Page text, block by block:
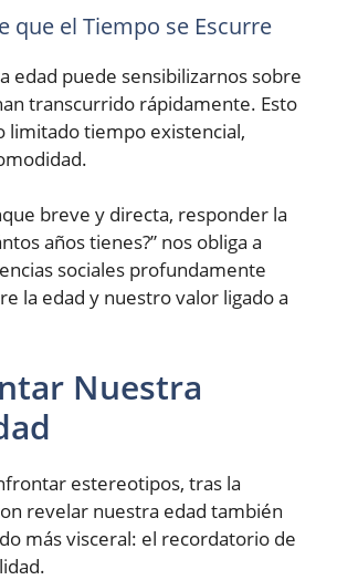
que el Tiempo se Escurre
edad puede sensibilizarnos sobre
transcurrido rápidamente. Esto
limitado tiempo existencial,
breve y directa, responder la
años tienes?” nos obliga a
sociales profundamente
la edad y nuestro valor ligado a
Nuestra
estereotipos, tras la
revelar nuestra edad también
más visceral: el recordatorio de